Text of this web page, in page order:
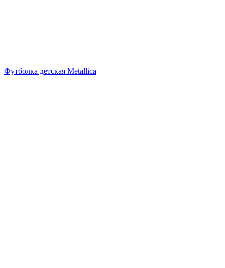
Футболка детская Metallica